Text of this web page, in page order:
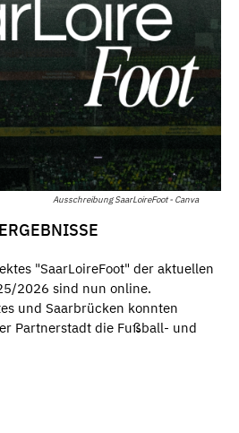
Ausschreibung SaarLoireFoot - Canva
"SaarLoireFoot" der aktuellen
2026 sind nun online.
und Saarbrücken konnten
Partnerstadt die Fußball- und